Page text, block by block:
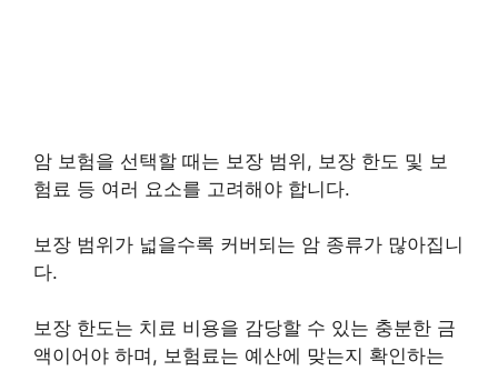
암 보험을 선택할 때는 보장 범위, 보장 한도 및 보
험료 등 여러 요소를 고려해야 합니다.
보장 범위가 넓을수록 커버되는 암 종류가 많아집니
다.
보장 한도는 치료 비용을 감당할 수 있는 충분한 금
액이어야 하며, 보험료는 예산에 맞는지 확인하는